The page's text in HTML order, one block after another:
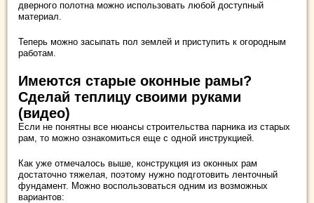
дверного полотна можно использовать любой доступный
материал.
Теперь можно засыпать пол землей и приступить к огородным
работам.
Имеются старые оконные рамы?
Сделай теплицу своими руками
(видео)
Если не понятны все нюансы строительства парника из старых
рам, то можно ознакомиться еще с одной инструкцией.
Как уже отмечалось выше, конструкция из оконных рам
достаточно тяжелая, поэтому нужно подготовить ленточный
фундамент. Можно воспользоваться одним из возможных
вариантов: